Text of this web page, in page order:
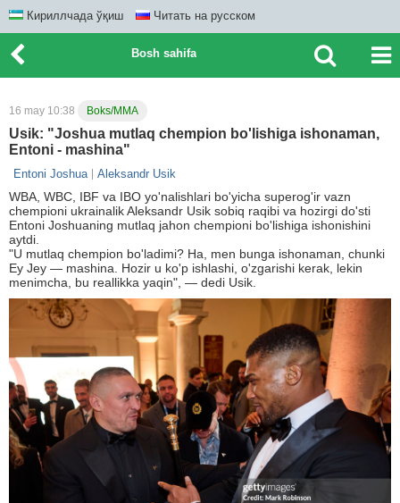
Кириллчада ўқиш Читать на русском
Bosh sahifa
16 may 10:38 Boks/MMA
Usik: "Joshua mutlaq chempion bo'lishiga ishonaman,
Entoni - mashina"
Entoni Joshua Aleksandr Usik
WBA, WBC, IBF va IBO yo'nalishlari bo'yicha superog'ir vazn
chempioni ukrainalik Aleksandr Usik sobiq raqibi va hozirgi do'sti
Entoni Joshuaning mutlaq jahon chempioni bo'lishiga ishonishini
aytdi.
"U mutlaq chempion bo'ladimi? Ha, men bunga ishonaman, chunki
Ey Jey — mashina. Hozir u ko'p ishlashi, o'zgarishi kerak, lekin
menimcha, bu reallikka yaqin", — dedi Usik.